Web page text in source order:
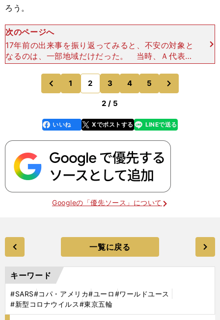
ろう。
次のページへ
17年前の出来事を振り返ってみると、不安の対象と
なるのは、一部地域だけだった。 当時、Ａ代表が
３月下旬に予定していた海外遠征を中止にするとい
う出来事もあったが、それは行き先がアメリカだっ
たからだ。つま
前
のページへ
1 2 3 4 5
のページへ
2 / 5
faceboo
k
いいね Xでポストする
line LINEで送る
Googleの「優先ソース」について
一覧に戻る
キーワード
#SARS#コパ・アメリカ#ユーロ#ワールドユース
#新型コロナウイルス#東京五輪